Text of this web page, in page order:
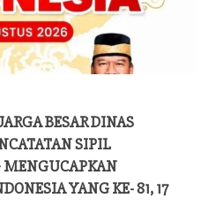
BESAR DINAS
SIPIL
MENGUCAPKAN
YANG KE- 81, 17